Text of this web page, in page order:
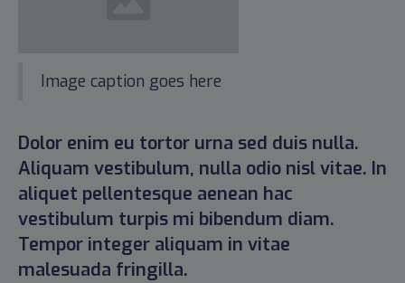
Image caption goes here
Dolor enim eu tortor urna sed duis nulla.
Aliquam vestibulum, nulla odio nisl vitae. In
aliquet pellentesque aenean hac
vestibulum turpis mi bibendum diam.
Tempor integer aliquam in vitae
malesuada fringilla.